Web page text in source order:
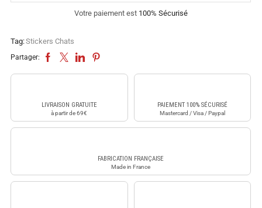
Votre paiement est 100% Sécurisé
Tag:Stickers Chats
Partager:
LIVRAISON GRATUITE
à partir de 69€
PAIEMENT 100% SÉCURISÉ
Mastercard / Visa / Paypal
FABRICATION FRANÇAISE
Made in France